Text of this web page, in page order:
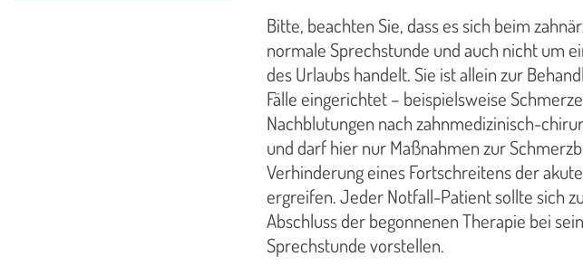
Bitte, beachten Sie, dass es sich beim
normale Sprechstunde und auch nicht um
des Urlaubs handelt. Sie ist allein zur
Fälle eingerichtet – beispielsweise
Nachblutungen nach zahnmedizinisch-
und darf hier nur Maßnahmen zur
Verhinderung eines Fortschreitens der
ergreifen. Jeder Notfall-Patient sollte sich
Abschluss der begonnenen Therapie bei
Sprechstunde vorstellen.